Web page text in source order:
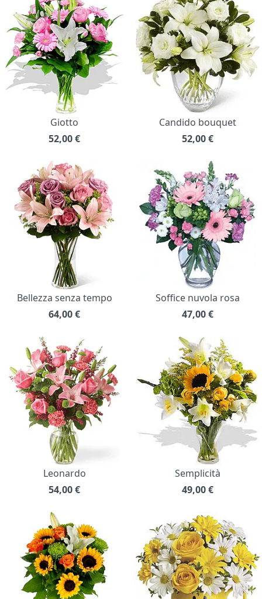
Giotto
52,00€
Candido bouquet
52,00€
Bellezza senza tempo
64,00€
Soffice nuvola rosa
47,00€
Leonardo
54,00€
Semplicità
49,00€